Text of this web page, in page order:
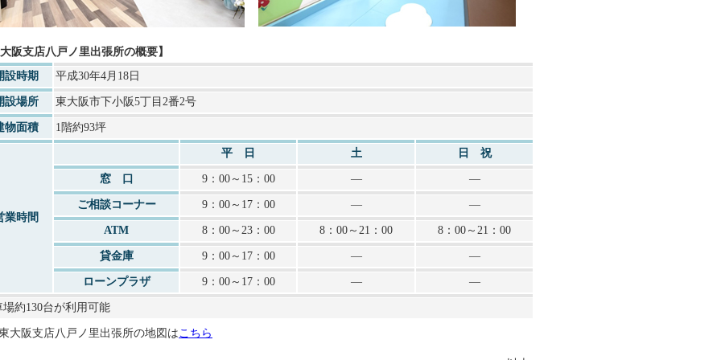
阪支店八戸ノ里出張所の概要】
設時期
平成30年4月18日
設場所 東大阪市下小阪5丁目2番2号
物面積 1階約93坪
業時間
平 日 土 日 祝
窓 口 9：00～15：00 ― ―
ご相談コーナー 9：00～17：00 ― ―
ATM 8：00～23：00 8：00～21：00 8：00～21：00
貸金庫 9：00～17：00 ― ―
ローンプラザ 9：00～17：00 ― ―
場約130台が利用可能
大阪支店八戸ノ里出張所の地図はこちら